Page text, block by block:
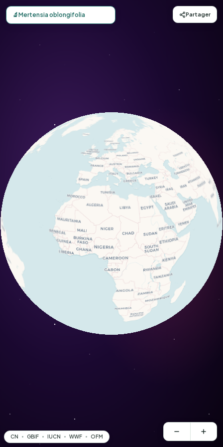
Carte d'observation du Mertensia oblongifolia
🔬Mertensia oblongifolia Partager
CN GBIF IUCN WWF OFM